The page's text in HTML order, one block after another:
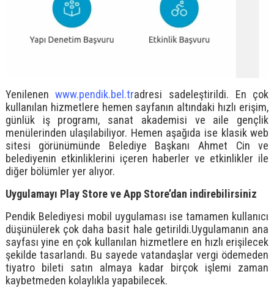
Yenilenenwww.pendik.bel.tradresi sadeleştirildi. En çok
kullanılan hizmetlere hemen sayfanın altındaki hızlı erişim,
günlük iş programı, sanat akademisi ve aile gençlik
menülerinden ulaşılabiliyor. Hemen aşağıda ise klasik web
sitesi görünümünde Belediye Başkanı Ahmet Cin ve
belediyenin etkinliklerini içeren haberler ve etkinlikler ile
diğer bölümler yer alıyor.
Uygulamayı Play Store veApp Store’dan indirebilirsiniz
Pendik Belediyesi mobil uygulaması ise tamamen kullanıcı
düşünülerek çok daha basit hale getirildi.Uygulamanın ana
sayfası yine en çok kullanılan hizmetlere en hızlı erişilecek
şekilde tasarlandı. Bu sayede vatandaşlar vergi ödemeden
tiyatro bileti satın almaya kadar birçok işlemi zaman
kaybetmeden kolaylıkla yapabilecek.